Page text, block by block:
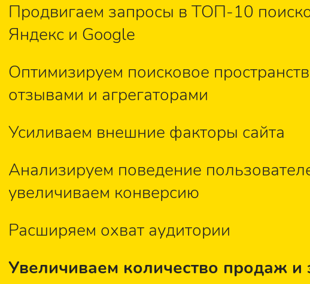
Продвигаем запросы в ТОП-10
Яндекс и Google
Оптимизируем поисковое
отзывами и агрегаторами
Усиливаем внешние факторы сайта
Анализируем поведение
увеличиваем конверсию
Расширяем охват аудитории
Увеличиваем количество продаж и